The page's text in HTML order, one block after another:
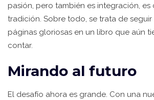
pasión, pero también es integración, es
tradición. Sobre todo, se trata de
páginas gloriosas en un libro que aún
contar.
Mirando al futuro
El desafío ahora es grande. Con una